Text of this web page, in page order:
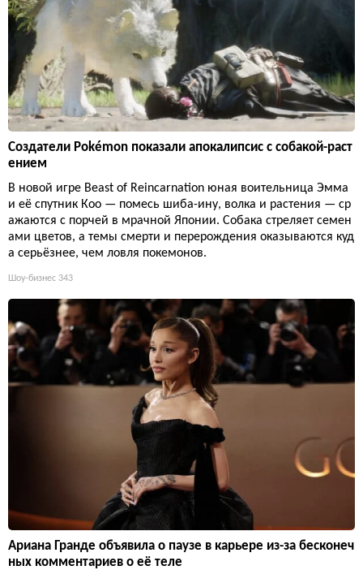
Создатели Pokémon показали апокалипсис с собакой-раст
ением
В новой игре Beast of Reincarnation юная воительница Эмма
и её спутник Кoo — помесь шиба-ину, волка и растения — ср
ажаются с порчей в мрачной Японии. Собака стреляет семен
ами цветов, а темы смерти и перерождения оказываются куд
а серьёзнее, чем ловля покемонов.
Шоу-бизнес 343
Ариана Гранде объявила о паузе в карьере из-за бесконеч
ных комментариев о её теле